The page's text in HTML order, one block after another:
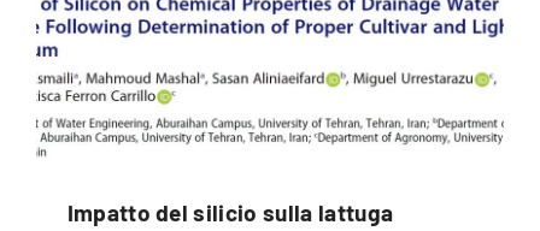
Impatto del silicio sulla lattuga